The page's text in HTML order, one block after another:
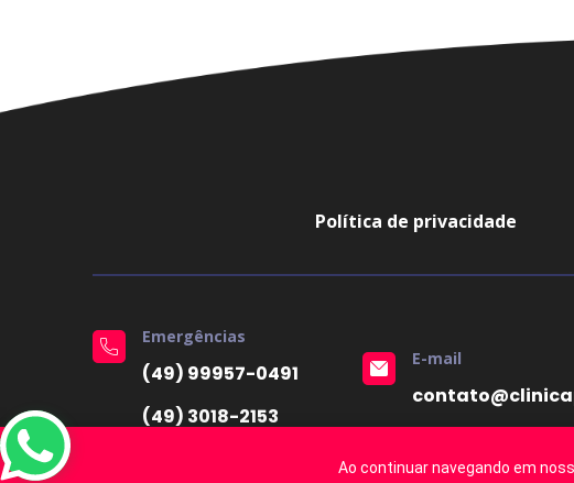
Política de privacidade
Emergências
(49) 99957-0491
(49) 3018-2153
E-mail
22.221.710/
Ao continuar navegando em